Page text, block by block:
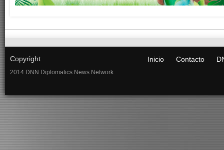
Copyright
2014 DNN Diplomatics News Network
Inicio Contacto